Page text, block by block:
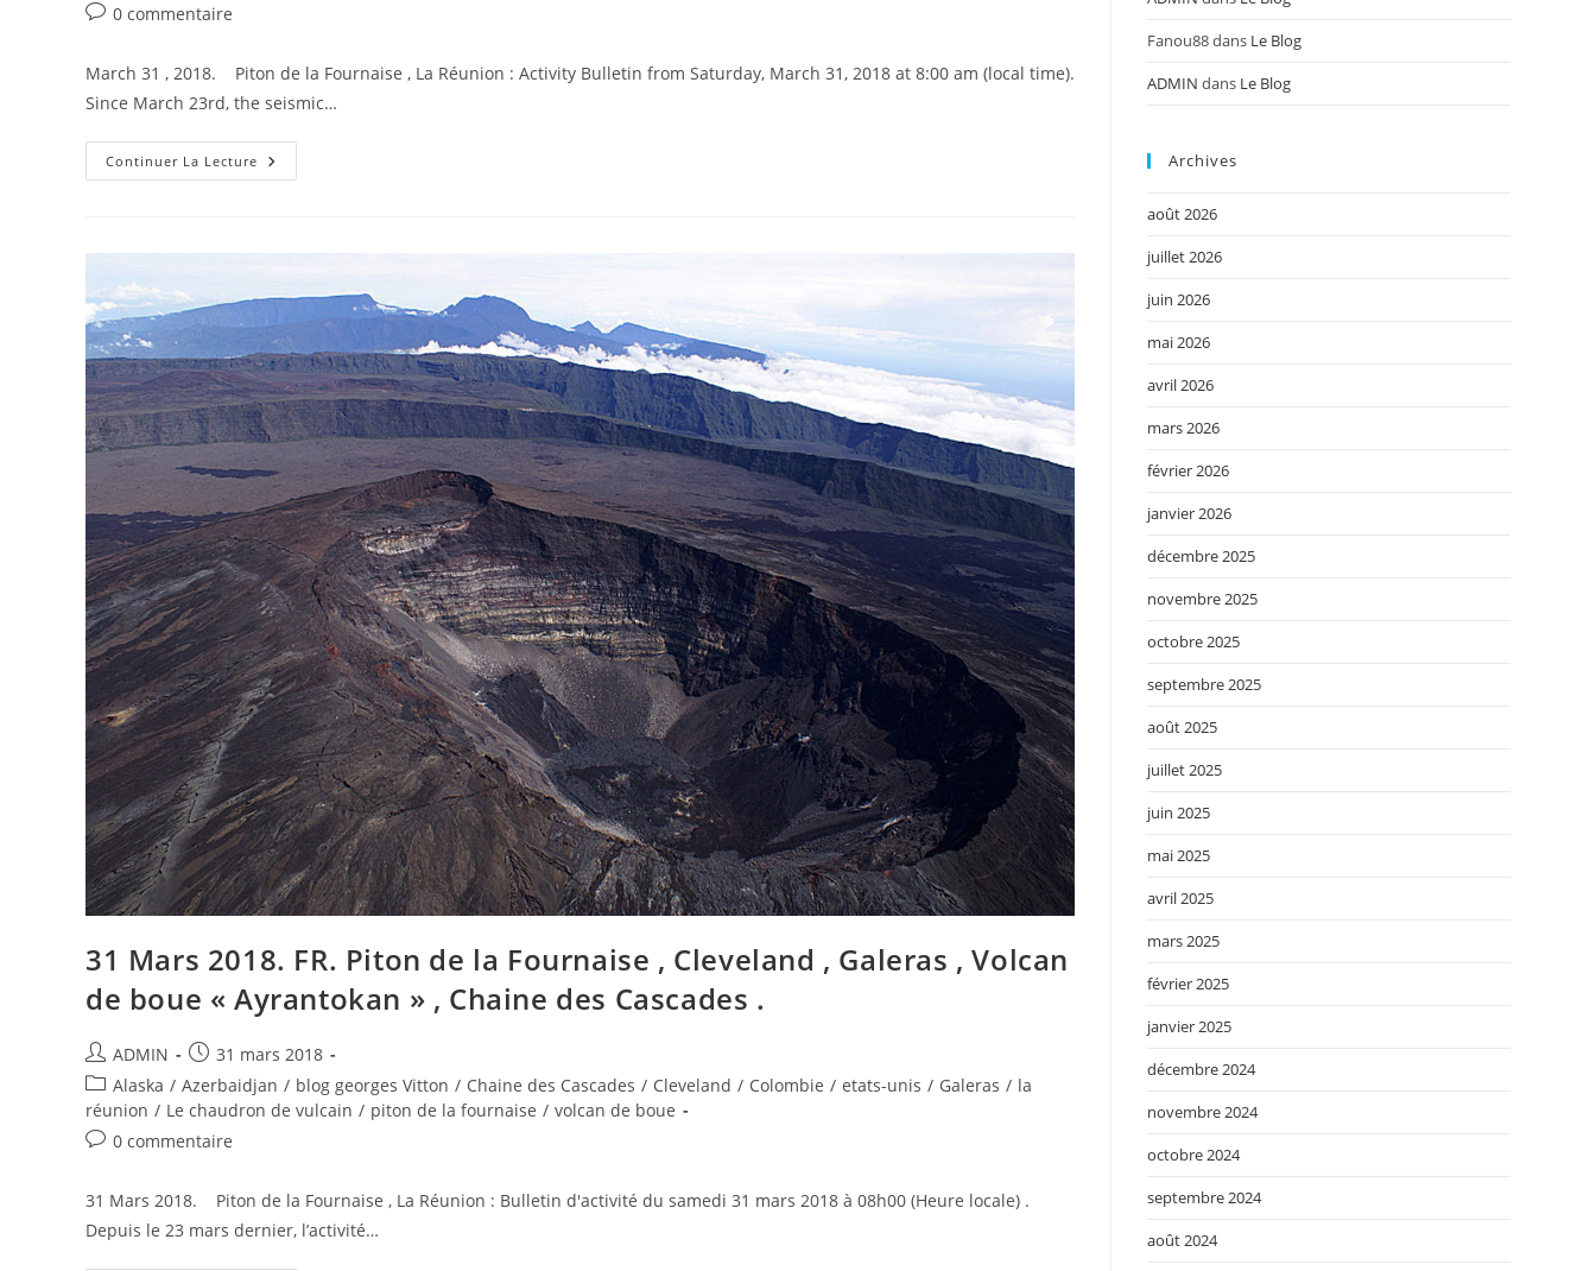
Commentaires
la
publication :
0 commentaire
March 31 , 2018. Piton de la Fournaise , La Réunion : Activity Bulletin from Saturday, March 31, 2018 at 8:00 am (local time).
Since March 23rd, the seismic…
Continuer La Lecture March
31
Fournaise
Cleveland
Galeras
,
Mud
Volcano
« Ayrantokan »
,
Cascade
Range
Volcanoes
.
31 Mars 2018. FR. Piton de la Fournaise , Cleveland , Galeras , Volcan
de boue « Ayrantokan » , Chaine des Cascades .
Auteur/autrice
de
la
publication :
ADMIN
Publication
publiée :
31 mars 2018
Post
category:
Alaska / Azerbaidjan / blog georges Vitton / Chaine des Cascades / Cleveland / Colombie / etats-unis / Galeras / la
réunion / Le chaudron de vulcain / piton de la fournaise / volcan de boue
Commentaires
la
publication :
0 commentaire
31 Mars 2018. Piton de la Fournaise , La Réunion : Bulletin d'activité du samedi 31 mars 2018 à 08h00 (Heure locale) .
Depuis le 23 mars dernier, l’activité…
Fanou88dans Le Blog
ADMIN dans Le Blog
Archives
août 2026
juillet 2026
juin 2026
mai 2026
avril 2026
mars 2026
février 2026
janvier 2026
décembre 2025
novembre 2025
octobre 2025
septembre 2025
août 2025
juillet 2025
juin 2025
mai 2025
avril 2025
mars 2025
février 2025
janvier 2025
décembre 2024
novembre 2024
octobre 2024
septembre 2024
août 2024